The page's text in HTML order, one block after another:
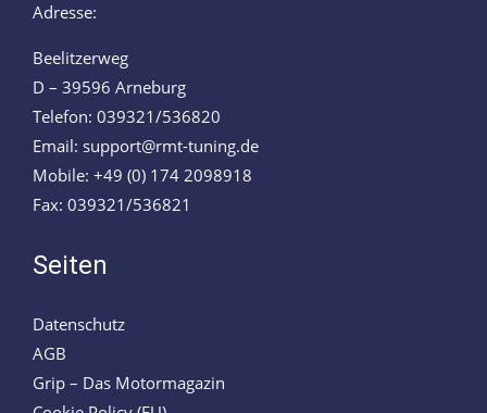
Adresse:
Beelitzerweg
D – 39596 Arneburg
Telefon: 039321/536820
Email: support@rmt-tuning.de
Mobile: +49 (0) 174 2098918
Fax: 039321/536821
Seiten
Datenschutz
AGB
Grip – Das Motormagazin